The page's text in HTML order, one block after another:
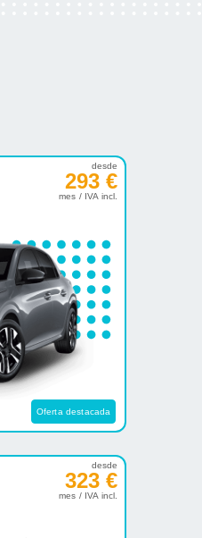
desde
293 €
mes / IVA incl.
Oferta destacada
desde
323 €
mes / IVA incl.